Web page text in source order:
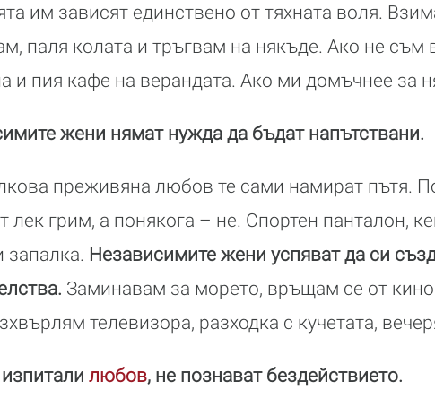
им зависят единствено от тяхната воля.
паля колата и тръгвам на някъде. Ако не съм
и пия кафе на верандата. Ако ми домъчнее за
жени нямат нужда да бъдат напътствани.
преживяна любов те сами намират пътя.
лек грим, а понякога – не. Спортен панталон,
запалка. Независимите жени успяват да си
Заминавам за морето, връщам се от
телевизора, разходка с кучетата,
любов, не познават бездействието.